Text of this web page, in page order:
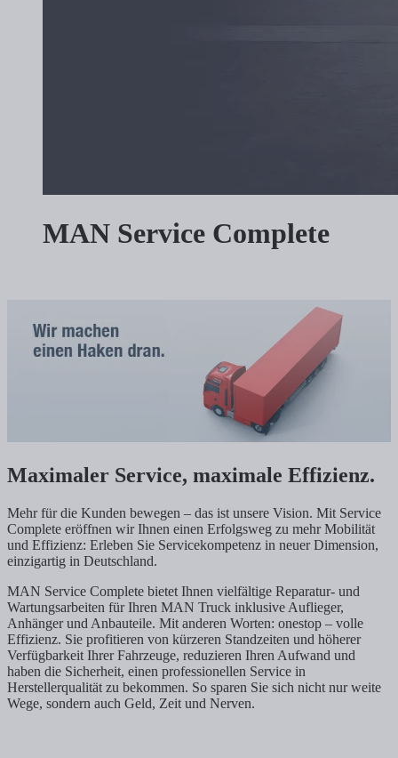
MAN Service Complete
Maximaler Service, maximale Effizienz.
Mehr für die Kunden bewegen – das ist unsere Vision. Mit Service
Complete eröffnen wir Ihnen einen Erfolgsweg zu mehr Mobilität
und Effizienz: Erleben Sie Servicekompetenz in neuer Dimension,
einzigartig in Deutschland.
MAN Service Complete bietet Ihnen vielfältige Reparatur- und
Wartungsarbeiten für Ihren MAN Truck inklusive Auflieger,
Anhänger und Anbauteile. Mit anderen Worten: onestop – volle
Effizienz. Sie profitieren von kürzeren Standzeiten und höherer
Verfügbarkeit Ihrer Fahrzeuge, reduzieren Ihren Aufwand und
haben die Sicherheit, einen professionellen Service in
Herstellerqualität zu bekommen. So sparen Sie sich nicht nur weite
Wege, sondern auch Geld, Zeit und Nerven.